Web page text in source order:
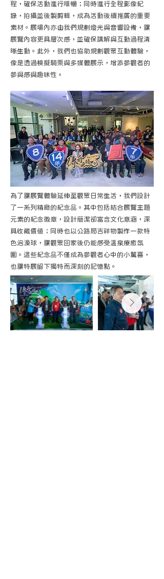
程，確保活動進行順暢；同時進行全程影像紀
錄，拍攝並後製剪輯，成為活動後續推廣的重要
素材。展場內亦由我們規劃燈光與音響設備，讓
展覽內容更具層次感，並確保講解與互動過程清
晰生動。此外，我們也協助規劃觀眾互動體驗，
像是透過模擬騎乘與多媒體展示，增添參觀者的
參與感與趣味性。
為了讓展覽體驗延伸至觀眾日常生活，我們設計
了一系列精緻的紀念品。其中包括結合展覽主題
元素的紀念徽章，設計簡潔卻富含文化意涵，深
具收藏價值；同時也以公路局吉祥物製作一款特
色泡澡球，讓觀眾回家後仍能感受溫泉療癒氛
圍。這些紀念品不僅成為參觀者心中的小驚喜，
也讓特展留下獨特而深刻的記憶點。